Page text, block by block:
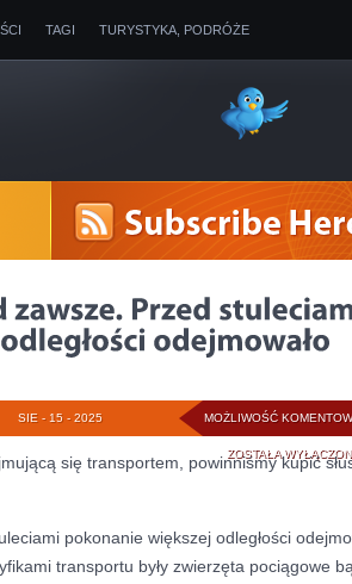
TAGI TURYSTYKA, PODRÓŻE
MOŻLIWOŚĆ
ZOSTAŁA
SIE - 15 - 2025
się transportem, powinniśmy kupić
pokonanie większej odległości
transportu były zwierzęta pociągowe